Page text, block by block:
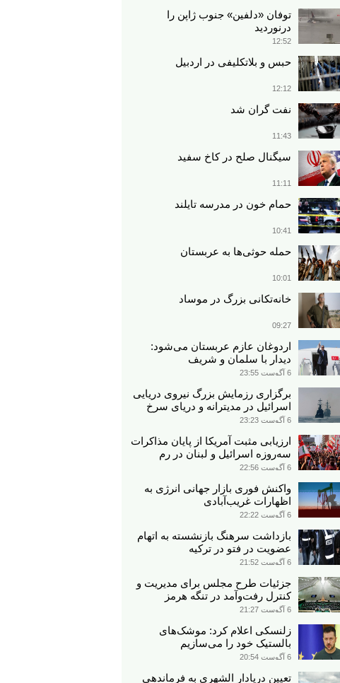
توفان «دلفین» جنوب ژاپن را
درنوردید
12:52
حبس و بلاتکلیفی در اردبیل
12:12
نفت گران شد
11:43
سیگنال صلح در کاخ سفید
11:11
حمام خون در مدرسه تایلند
10:41
حمله حوثی‌ها به عربستان
10:01
خانه‌تکانی بزرگ در موساد
09:27
اردوغان عازم عربستان می‌شود:
دیدار با سلمان و شریف
6 آگوست 23:55
برگزاری رزمایش بزرگ نیروی دریایی
اسرائیل در مدیترانه و دریای سرخ​
6 آگوست 23:23
ارزیابی مثبت آمریکا از پایان مذاکرات
سه‌روزه اسرائیل و لبنان در رم
6 آگوست 22:56
واکنش فوری بازار جهانی انرژی به
اظهارات غریب‌آبادی
6 آگوست 22:22
بازداشت سرهنگ بازنشسته به اتهام
عضویت در فتو در ترکیه
6 آگوست 21:52
جزئیات طرح مجلس برای مدیریت و
کنترل رفت‌وآمد در تنگه هرمز
6 آگوست 21:27
زلنسکی اعلام کرد: موشک‌های
بالستیک خود را می‌سازیم
6 آگوست 20:54
تعیین دریادار الشهری به فرماندهی